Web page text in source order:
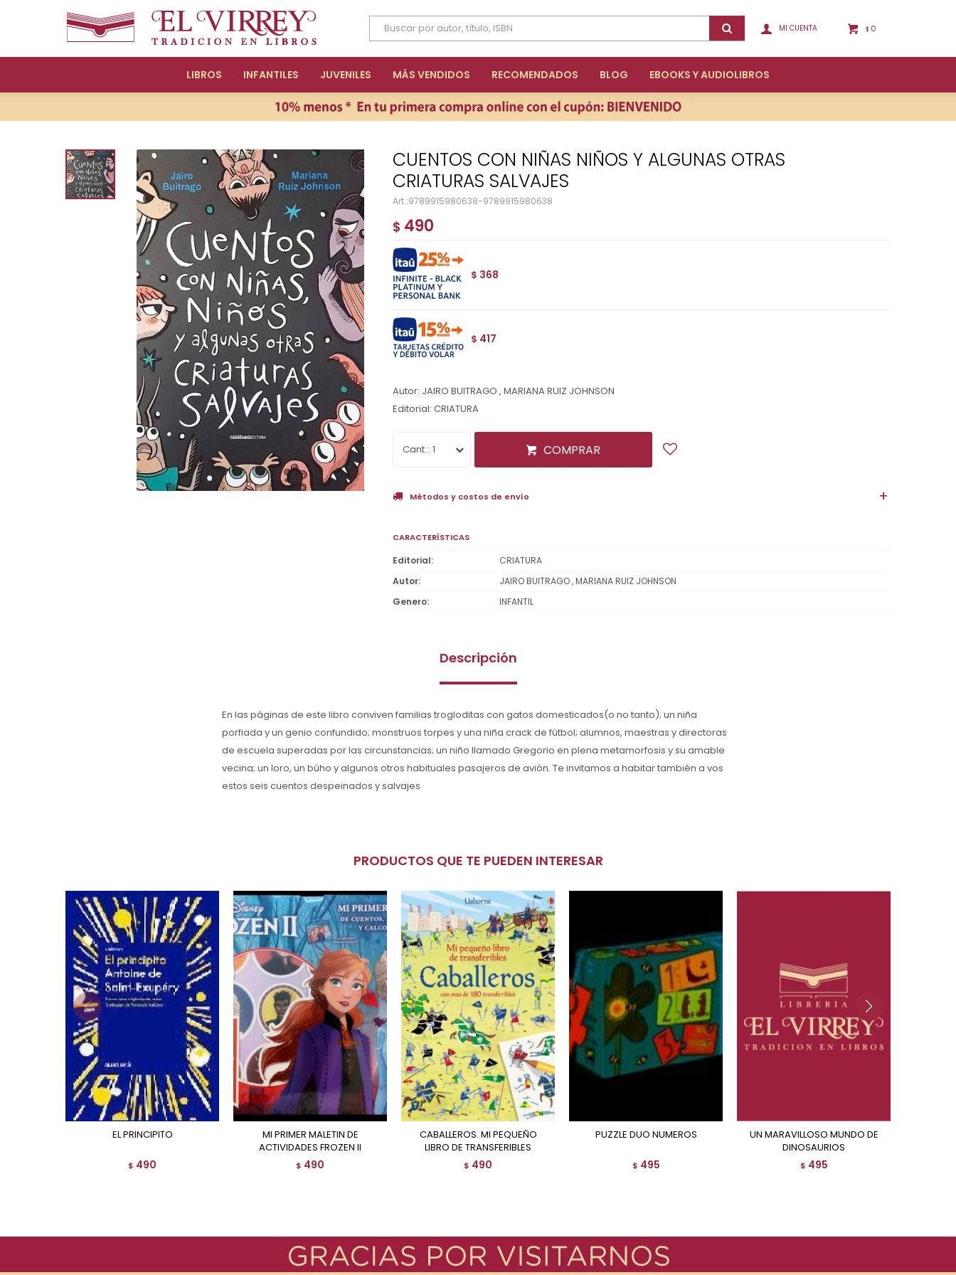
LIBROS INFANTILES JUVENILES MÁS VENDIDOS RECOMENDADOS BLOG EBOOKS Y AUDIOLIBROS
$ 0
CUENTOS CON NIÑAS NIÑOS Y ALGUNAS OTRAS
CRIATURAS SALVAJES
9789915980638-9789915980638
$ 490
$ 368
$ 417
Autor: JAIRO BUITRAGO , MARIANA RUIZ JOHNSON
Editorial: CRIATURA
1 COMPRAR
Métodos y costos de envío
CARACTERÍSTICAS
Editorial
CRIATURA
Autor
JAIRO BUITRAGO , MARIANA RUIZ JOHNSON
Genero
INFANTIL
Descripción
En las páginas de este libro conviven familias trogloditas con gatos domesticados(o no tanto); un niña
porfiada y un genio confundido; monstruos torpes y una niña crack de fútbol; alumnos, maestras y directoras
de escuela superadas por las circunstancias; un niño llamado Gregorio en plena metamorfosis y su amable
vecina; un loro, un búho y algunos otros habituales pasajeros de avión. Te invitamos a habitar también a vos
estos seis cuentos despeinados y salvajes
PRODUCTOS QUE TE PUEDEN INTERESAR
EL PRINCIPITO
$ 490
MI PRIMER MALETIN DE
ACTIVIDADES FROZEN II
$ 490
CABALLEROS. MI PEQUEÑO
LIBRO DE TRANSFERIBLES
$ 490
PUZZLE DUO NUMEROS
$ 495
UN MARAVILLOSO MUNDO DE
DINOSAURIOS
$ 495